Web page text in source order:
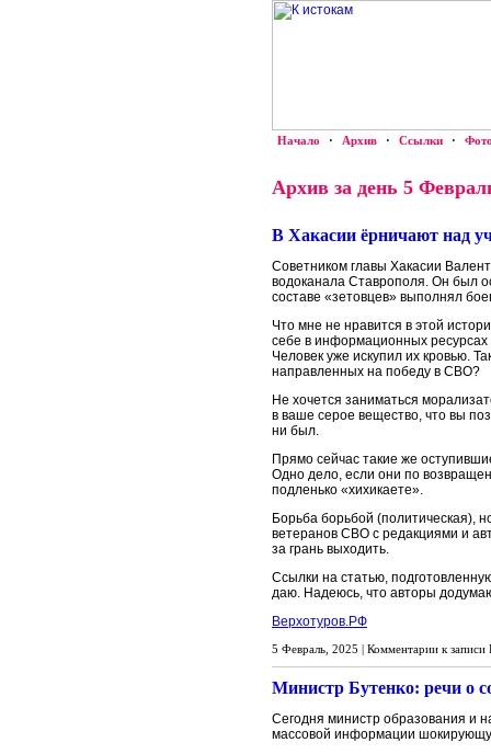
Начало · Архив · Ссылки ·
Архив за день 5
В Хакасии ёрничают над
Советником главы Хакасии
водоканала Ставрополя. Он был
составе «зетовцев» выполнял
Что мне не нравится в этой
себе в информационных ресурсах
Человек уже искупил их кровью.
направленных на победу в СВО?
Не хочется заниматься
в ваше серое вещество, что вы
ни был.
Прямо сейчас такие же
Одно дело, если они по
подленько «хихикаете».
Борьба борьбой (политическая),
ветеранов СВО с редакциями и
за грань выходить.
Ссылки на статью,
даю. Надеюсь, что авторы
Верхотуров.РФ
5 Февраль, 2025 | Комментарии к
Министр Бутенко: речи о
Сегодня министр образования и
массовой информации